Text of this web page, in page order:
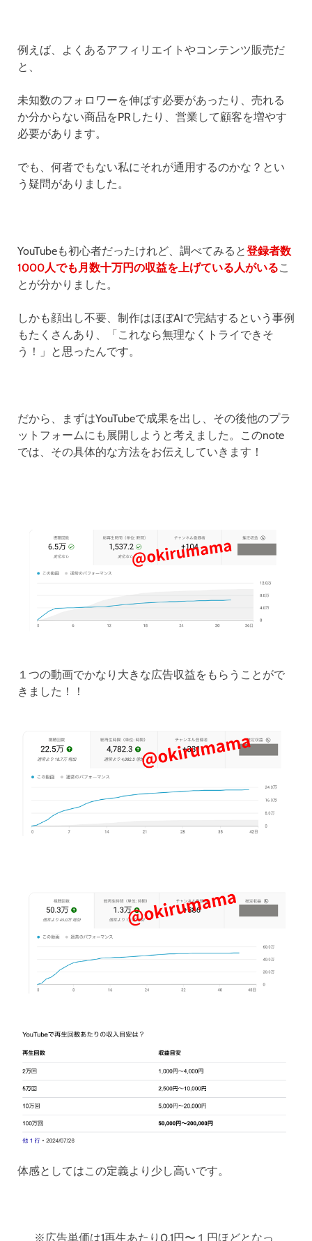
例えば、よくあるアフィリエイトやコンテンツ販売だ
と、
未知数のフォロワーを伸ばす必要があったり、売れる
か分からない商品をPRしたり、営業して顧客を増やす
必要があります。
でも、何者でもない私にそれが通用するのかな？とい
う疑問がありました。
YouTubeも初心者だったけれど、調べてみると登録者数
1000人でも月数十万円の収益を上げている人がいるこ
とが分かりました。
しかも顔出し不要、制作はほぼAIで完結するという事例
もたくさんあり、「これなら無理なくトライできそ
う！」と思ったんです。
だから、まずはYouTubeで成果を出し、その後他のプラ
ットフォームにも展開しようと考えました。このnote
では、その具体的な方法をお伝えしていきます！
１つの動画でかなり大きな広告収益をもらうことがで
きました！！
体感としてはこの定義より少し高いです。
※広告単価は1再生あたり0.1円〜１円ほどとなっ